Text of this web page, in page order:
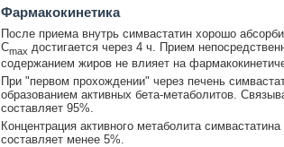
Фармакокинетика
После приема внутрь симвастатин хорошо
Cmax достигается через 4 ч. Прием
содержанием жиров не влияет на
При "первом прохождении" через печень
образованием активных бета-метаболитов.
составляет 95%.
Концентрация активного метаболита
составляет менее 5%.